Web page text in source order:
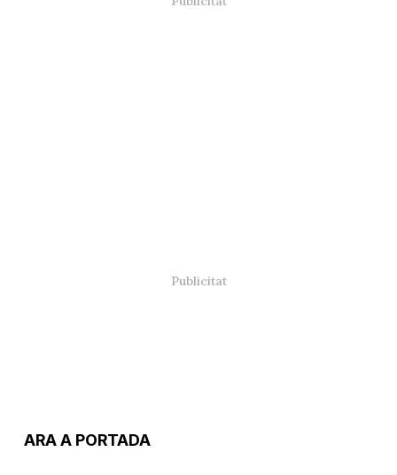
ARA A PORTADA